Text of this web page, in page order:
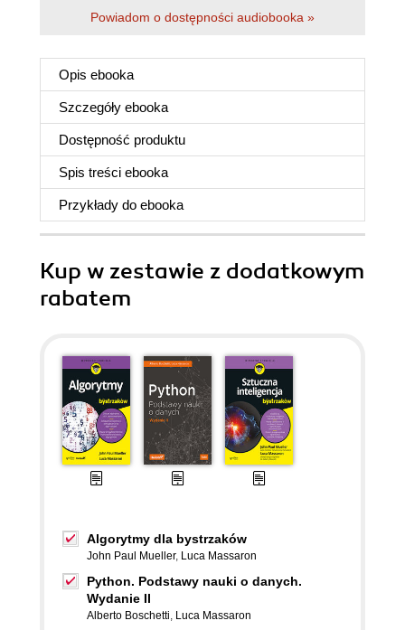
Powiadom o dostępności audiobooka »
Opis ebooka
Szczegóły ebooka
Dostępność produktu
Spis treści ebooka
Przykłady do ebooka
Kup w zestawie z dodatkowym
rabatem
Algorytmy dla bystrzaków
John Paul Mueller, Luca Massaron
Python. Podstawy nauki o danych.
Wydanie II
Alberto Boschetti, Luca Massaron